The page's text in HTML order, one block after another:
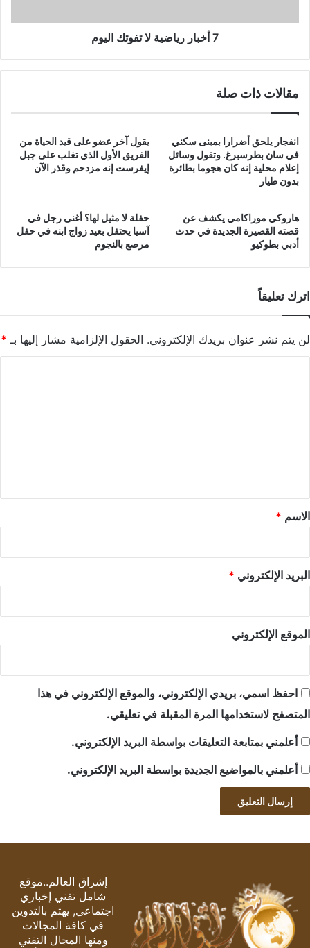
7 أخبار رياضية لا تفوتك اليوم
مقالات ذات صلة
انفجار يلحق أضرارا بمبنى سكني
في سان بطرسبرغ. وتقول وسائل
إعلام محلية إنه كان هجوما بطائرة
بدون طيار
يقول آخر عضو على قيد الحياة من
الفريق الأول الذي تغلب على جبل
إيفرست إنه مزدحم وقذر الآن
هاروكي موراكامي يكشف عن
قصته القصيرة الجديدة في حدث
أدبي بطوكيو
حفلة لا مثيل لها؟ أغنى رجل في
آسيا يحتفل بعيد زواج ابنه في حفل
مرصع بالنجوم
اترك تعليقاً
لن يتم نشر عنوان بريدك الإلكتروني. الحقول الإلزامية مشار إليها بـ *
*
الاسم *
البريد الإلكتروني *
الموقع الإلكتروني
احفظ اسمي، بريدي الإلكتروني، والموقع الإلكتروني في هذا
المتصفح لاستخدامها المرة المقبلة في تعليقي.
أعلمني بمتابعة التعليقات بواسطة البريد الإلكتروني.
أعلمني بالمواضيع الجديدة بواسطة البريد الإلكتروني.
إشراق العالم..موقع
شامل تقني إخباري
اجتماعي, يهتم بالتدوين
في كافة المجالات
ومنها المجال التقني